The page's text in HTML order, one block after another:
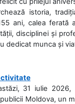
istoria,
ani, calea ferată
disciplinei și
dedicat munca și
31 iulie
Moldova, un